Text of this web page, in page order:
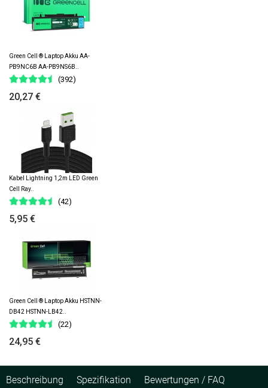
Green Cell ® Laptop Akku AA-
PB9NC6B AA-PB9NS6B..
(392)
20,27 €
Kabel Lightning 1,2m LED Green
Cell Ray..
(42)
5,95 €
Green Cell ® Laptop Akku HSTNN-
DB42 HSTNN-LB42..
(22)
24,95 €
Beschreibung Spezifikation Bewertungen / FAQ